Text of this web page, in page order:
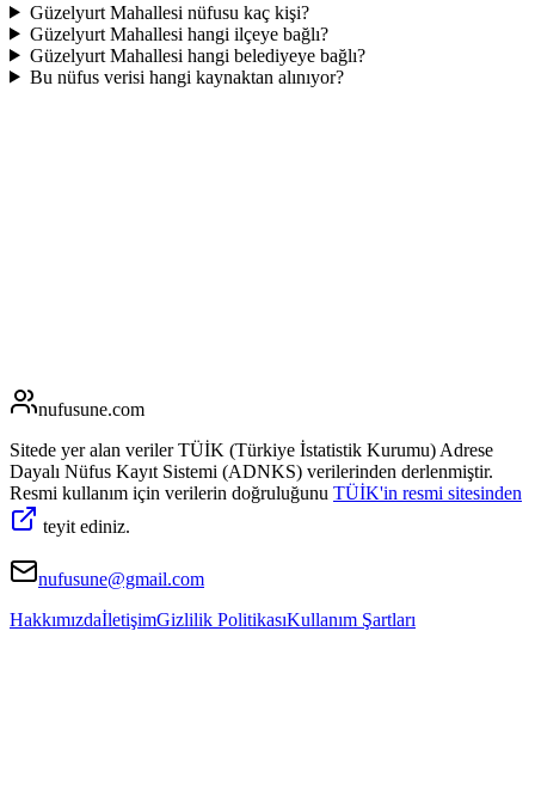
Güzelyurt Mahallesi nüfusu kaç kişi?
Güzelyurt Mahallesi hangi ilçeye bağlı?
Güzelyurt Mahallesi hangi belediyeye bağlı?
Bu nüfus verisi hangi kaynaktan alınıyor?
nufusune.com
Sitede yer alan veriler TÜİK (Türkiye İstatistik Kurumu) Adrese
Dayalı Nüfus Kayıt Sistemi (ADNKS) verilerinden derlenmiştir.
Resmi kullanım için verilerin doğruluğunu TÜİK'in resmi sitesinden
teyit ediniz.
nufusune@gmail.com
HakkımızdaİletişimGizlilik PolitikasıKullanım Şartları